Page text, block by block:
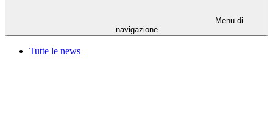
Menu di
navigazione
Tutte le news